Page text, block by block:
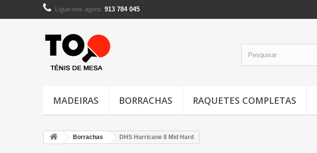
Ligue-nos agora: 913 784 045
MADEIRAS BORRACHAS RAQUETES COMPLETAS
Borrachas DHS Hurricane 8 Mid Hard